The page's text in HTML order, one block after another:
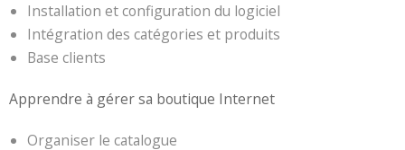
Installation et configuration du logiciel
Intégration des catégories et produits
Base clients
Apprendre à gérer sa boutique Internet
Organiser le catalogue